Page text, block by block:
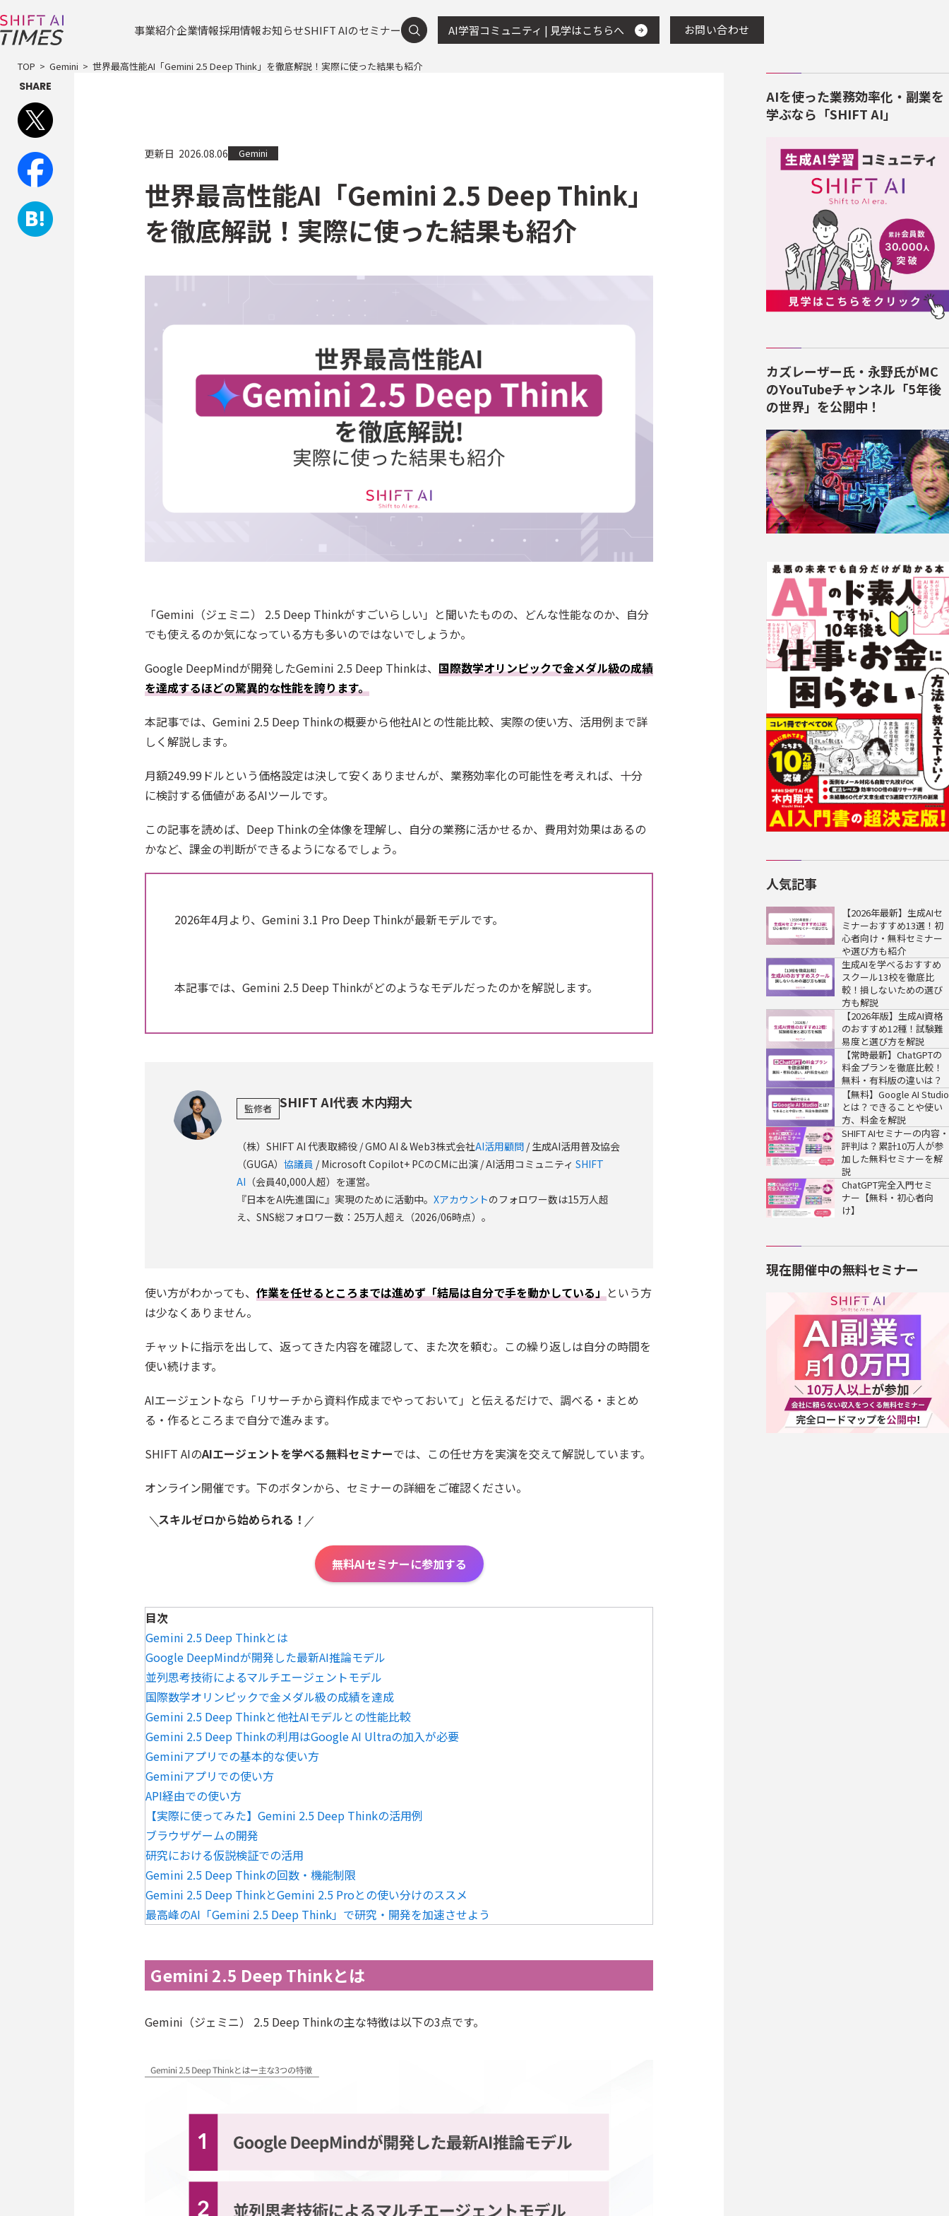
事業紹介企業情報採用情報お知らせSHIFT AIのセミナー AI学習コミュニティ | 見学はこちらへ お問い合わせ
TOP Gemini 世界最高性能AI「Gemini 2.5 Deep Think」を徹底解説！実際に使った結果も紹介
SHARE
更新日 2026.08.06 Gemini
世界最高性能AI「Gemini 2.5 Deep Think」
を徹底解説！実際に使った結果も紹介
「Gemini（ジェミニ） 2.5 Deep Thinkがすごいらしい」と聞いたものの、どんな性能なのか、自分
でも使えるのか気になっている方も多いのではないでしょうか。
Google DeepMindが開発したGemini 2.5 Deep Thinkは、 国際数学オリンピックで金メダル級の成績
を達成するほどの驚異的な性能を誇ります。
本記事では、Gemini 2.5 Deep Thinkの概要から他社AIとの性能比較、実際の使い方、活用例まで詳
しく解説します。
月額249.99ドルという価格設定は決して安くありませんが、業務効率化の可能性を考えれば、十分
に検討する価値があるAIツールです。
この記事を読めば、Deep Thinkの全体像を理解し、自分の業務に活かせるか、費用対効果はあるの
かなど、課金の判断ができるようになるでしょう。
2026年4月より、Gemini 3.1 Pro Deep Thinkが最新モデルです。
本記事では、Gemini 2.5 Deep Thinkがどのようなモデルだったのかを解説します。
監修者 SHIFT AI代表 木内翔大
（株）SHIFT AI 代表取締役 / GMO AI & Web3株式会社AI活用顧問 / 生成AI活用普及協会
（GUGA） 協議員 / Microsoft Copilot+ PCのCMに出演 / AI活用コミュニティ SHIFT
AI （会員40,000人超）を運営。
『日本をAI先進国に』実現のために活動中。 Xアカウントのフォロワー数は15万人超
え、SNS総フォロワー数：25万人超え（2026/06時点）。
使い方がわかっても、 作業を任せるところまでは進めず「結局は自分で手を動かしている」という方
は少なくありません。
チャットに指示を出して、返ってきた内容を確認して、また次を頼む。この繰り返しは自分の時間を
使い続けます。
AIエージェントなら「リサーチから資料作成までやっておいて」と伝えるだけで、調べる・まとめ
る・作るところまで自分で進みます。
SHIFT AIのAIエージェントを学べる無料セミナーでは、この任せ方を実演を交えて解説しています。
オンライン開催です。下のボタンから、セミナーの詳細をご確認ください。
スキルゼロから始められる！
無料AIセミナーに参加する
目次
Gemini 2.5 Deep Thinkとは
Google DeepMindが開発した最新AI推論モデル
並列思考技術によるマルチエージェントモデル
国際数学オリンピックで金メダル級の成績を達成
Gemini 2.5 Deep Thinkと他社AIモデルとの性能比較
Gemini 2.5 Deep Thinkの利用はGoogle AI Ultraの加入が必要
Geminiアプリでの基本的な使い方
Geminiアプリでの使い方
API経由での使い方
【実際に使ってみた】Gemini 2.5 Deep Thinkの活用例
ブラウザゲームの開発
研究における仮説検証での活用
Gemini 2.5 Deep Thinkの回数・機能制限
Gemini 2.5 Deep ThinkとGemini 2.5 Proとの使い分けのススメ
最高峰のAI「Gemini 2.5 Deep Think」で研究・開発を加速させよう
Gemini 2.5 Deep Thinkとは
Gemini（ジェミニ） 2.5 Deep Thinkの主な特徴は以下の3点です。
AIを使った業務効率化・副業を
学ぶなら「SHIFT AI」
カズレーザー氏・永野氏がMC
のYouTubeチャンネル「5年後
の世界」を公開中！
人気記事
【2026年最新】生成AIセ
ミナーおすすめ13選！初
心者向け・無料セミナー
や選び方も紹介
生成AIを学べるおすすめ
スクール13校を徹底比
較！損しないための選び
方も解説
【2026年版】生成AI資格
のおすすめ12種！試験難
易度と選び方を解説
【常時最新】ChatGPTの
料金プランを徹底比較！
無料・有料版の違いは？
【無料】Google AI Studio
とは？できることや使い
方、料金を解説
SHIFT AIセミナーの内容・
評判は？累計10万人が参
加した無料セミナーを解
説
ChatGPT完全入門セミ
ナー【無料・初心者向
け】
現在開催中の無料セミナー